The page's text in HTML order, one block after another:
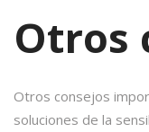
Otros
Otros consejos
soluciones de la